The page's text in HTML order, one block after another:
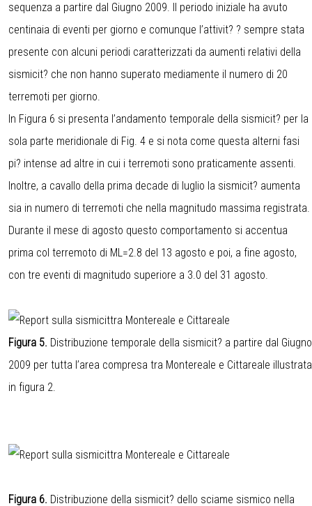
sequenza a partire dal Giugno 2009. Il periodo iniziale ha avuto
centinaia di eventi per giorno e comunque l’attivit? ? sempre stata
presente con alcuni periodi caratterizzati da aumenti relativi della
sismicit? che non hanno superato mediamente il numero di 20
terremoti per giorno.
In Figura 6 si presenta l’andamento temporale della sismicit? per la
sola parte meridionale di Fig. 4 e si nota come questa alterni fasi
pi? intense ad altre in cui i terremoti sono praticamente assenti.
Inoltre, a cavallo della prima decade di luglio la sismicit? aumenta
sia in numero di terremoti che nella magnitudo massima registrata.
Durante il mese di agosto questo comportamento si accentua
prima col terremoto di ML=2.8 del 13 agosto e poi, a fine agosto,
con tre eventi di magnitudo superiore a 3.0 del 31 agosto.
Figura 5. Distribuzione temporale della sismicit? a partire dal Giugno
2009 per tutta l’area compresa tra Montereale e Cittareale illustrata
in figura 2.
Figura 6. Distribuzione della sismicit? dello sciame sismico nella